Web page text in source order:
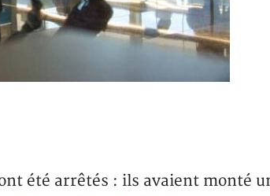
été arrêtés : ils avaient monté